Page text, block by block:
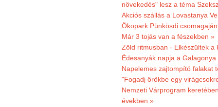
növekedés" lesz a téma
Akciós szállás a Lovastanya
Ökopark Pünkösdi
Már 3 tojás van a fészekben »
Zöld ritmusban - Elkészültek
Édesanyák napja a
Napelemes zajtompító falakat
"Fogadj örökbe egy
Nemzeti Várprogram
években »